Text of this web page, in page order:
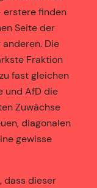
erstere finden
Seite der
Die
Fraktion
fast gleichen
und AfD die
Zuwächse
diagonalen
gewisse
dass dieser